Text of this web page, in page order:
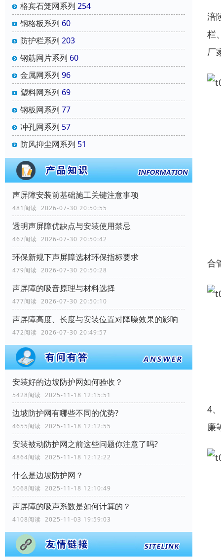
格宾石笼网系列 254
钢格板系列 60
防护栏系列 203
钢筋网片系列 60
金属网系列 96
塑料网系列 69
钢板网系列 77
冲孔网系列 57
防风抑尘网系列 51
声屏障安装前基础施工关键注意事项
481阅读 2026-07-30 20:50:55
透明声屏障优缺点与安装使用禁忌
467阅读 2026-07-30 20:50:42
环保新规下声屏障选材环保指标要求
479阅读 2026-07-30 20:50:28
声屏障的吸音原理与材料选择
477阅读 2026-07-30 20:50:10
声屏障高度、长度与安装位置对降噪效果的影响
472阅读 2026-07-30 20:49:57
安装好的边坡防护网如何验收？
5428阅读 2025-11-18 12:15:51
边坡防护网有哪些不同的优势?
4655阅读 2025-11-18 12:12:55
安装被动防护网之前这些问题你注意了吗?
4864阅读 2025-11-18 12:12:22
什么是边坡防护网？
5068阅读 2025-11-18 12:10:49
声屏障的吸声系数是如何计算的？
4108阅读 2025-11-03 19:59:03
涪
栏
厂
合
4
廉